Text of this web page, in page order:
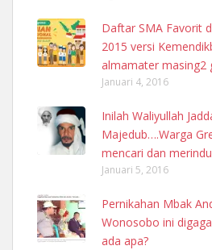
Daftar SMA Favorit
2015 versi
almamater masing2
Januari 4, 2016
Inilah Waliyullah
Majedub….Warga
mencari dan
Januari 5, 2016
Pernikahan Mbak
Wonosobo ini
ada apa?